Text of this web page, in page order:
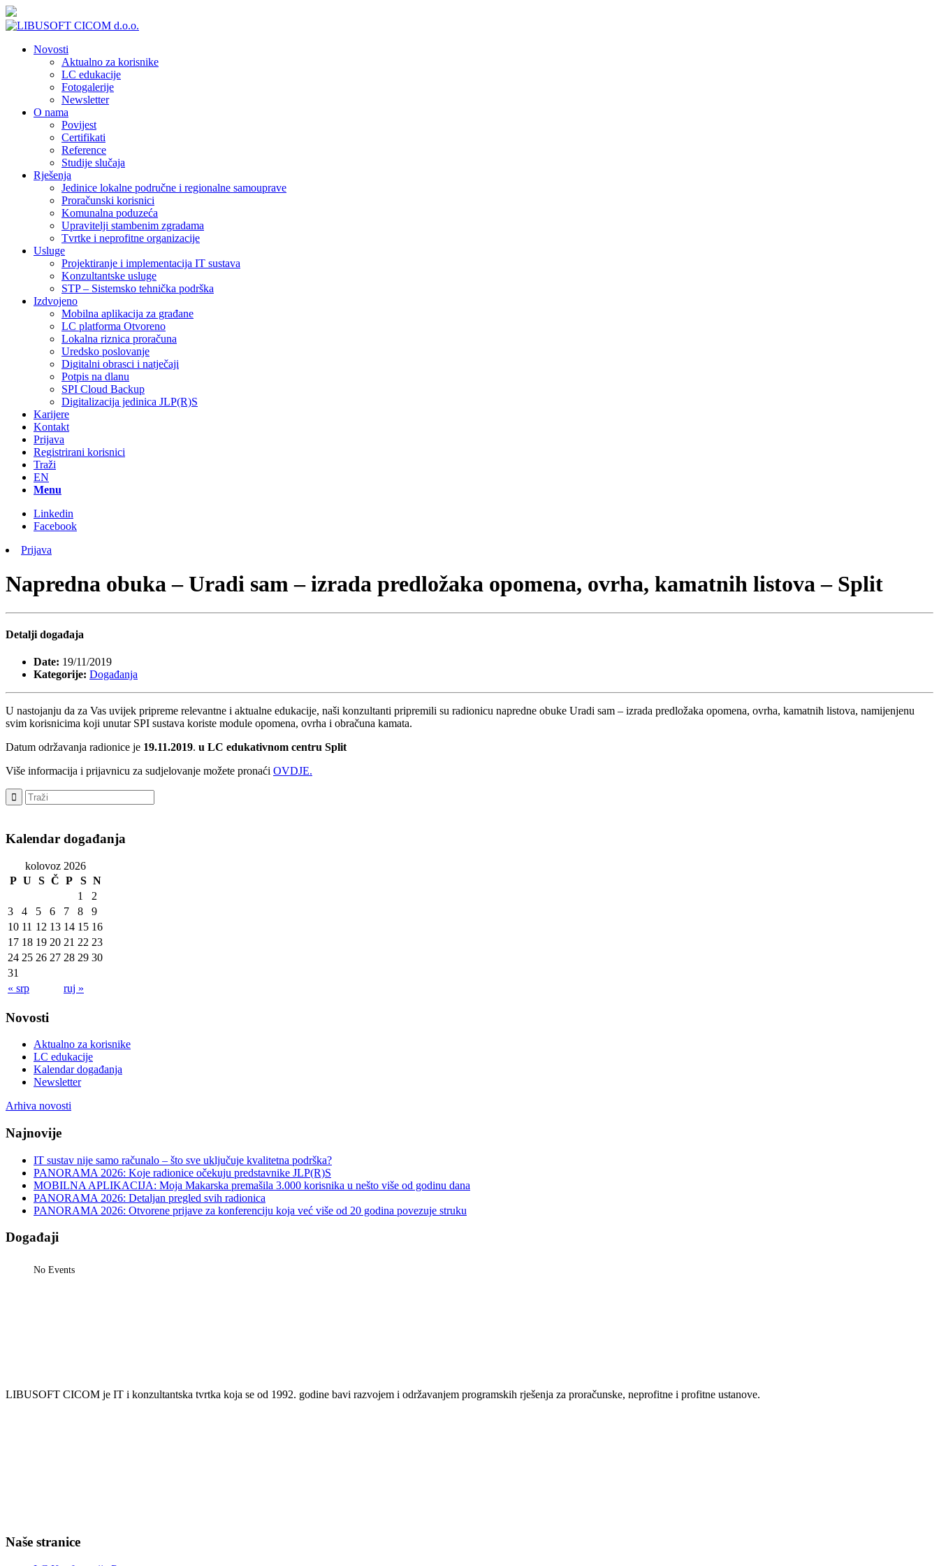
Novosti
Aktualno za korisnike
LC edukacije
Fotogalerije
Newsletter
O nama
Povijest
Certifikati
Reference
Studije slučaja
Rješenja
Jedinice lokalne područne i regionalne samouprave
Proračunski korisnici
Komunalna poduzeća
Upravitelji stambenim zgradama
Tvrtke i neprofitne organizacije
Usluge
Projektiranje i implementacija IT sustava
Konzultantske usluge
STP – Sistemsko tehnička podrška
Izdvojeno
Mobilna aplikacija za građane
LC platforma Otvoreno
Lokalna riznica proračuna
Uredsko poslovanje
Digitalni obrasci i natječaji
Potpis na dlanu
SPI Cloud Backup
Digitalizacija jedinica JLP(R)S
Karijere
Kontakt
Prijava
Registrirani korisnici
Traži
EN
Menu
Linkedin
Facebook
Prijava
Napredna obuka – Uradi sam – izrada predložaka opomena, ovrha, kamatnih listova – Split
Detalji događaja
Date: 19/11/2019
Kategorije: Događanja
U nastojanju da za Vas uvijek pripreme relevantne i aktualne edukacije, naši konzultanti pripremili su radionicu napredne obuke Uradi sam – izrada predložaka opomena, ovrha, kamatnih listova, namijenjenu
svim korisnicima koji unutar SPI sustava koriste module opomena, ovrha i obračuna kamata.
Datum održavanja radionice je 19.11.2019. u LC edukativnom centru Split
Više informacija i prijavnicu za sudjelovanje možete pronaći OVDJE.
Kalendar događanja
kolovoz 2026
P U S Č P S N
1
2
3
4 5 6 7 8
9
10 11 12 13 14 15 16
17 18 19 20 21 22 23
24 25 26 27 28 29 30
31
« srp
ruj »
Novosti
Aktualno za korisnike
LC edukacije
Kalendar događanja
Newsletter
Arhiva novosti
Najnovije
IT sustav nije samo računalo – što sve uključuje kvalitetna podrška?
PANORAMA 2026: Koje radionice očekuju predstavnike JLP(R)S
MOBILNA APLIKACIJA: Moja Makarska premašila 3.000 korisnika u nešto više od godinu dana
PANORAMA 2026: Detaljan pregled svih radionica
PANORAMA 2026: Otvorene prijave za konferenciju koja već više od 20 godina povezuje struku
Događaji
No Events
LIBUSOFT CICOM je IT i konzultantska tvrtka koja se od 1992. godine bavi razvojem i održavanjem programskih rješenja za proračunske, neprofitne i profitne ustanove.
Naše stranice